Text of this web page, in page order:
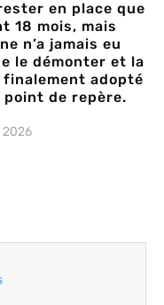
en place que
18 mois, mais
n’a jamais eu
le démonter et la
finalement adopté
point de repère.